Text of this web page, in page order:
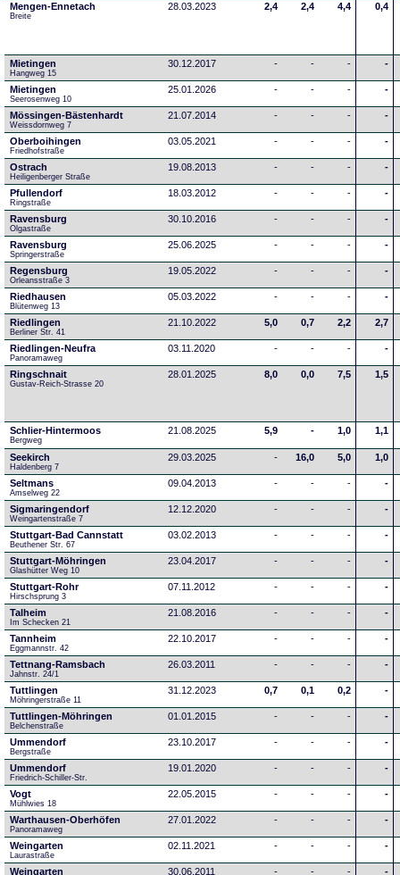
Mengen-Ennetach
Breite
28.03.2023 2,4 2,4 4,4 0,4
Mietingen
Hangweg 15
30.12.2017 - - - -
Mietingen
Seerosenweg 10
25.01.2026 - - - -
Mössingen-Bästenhardt
Weissdornweg 7
21.07.2014 - - - -
Oberboihingen
Friedhofstraße
03.05.2021 - - - -
Ostrach
Heiligenberger Straße
19.08.2013 - - - -
Pfullendorf
Ringstraße
18.03.2012 - - - -
Ravensburg
Olgastraße
30.10.2016 - - - -
Ravensburg
Springerstraße
25.06.2025 - - - -
Regensburg
Orleansstraße 3
19.05.2022 - - - -
Riedhausen
Blütenweg 13
05.03.2022 - - - -
Riedlingen
Berliner Str. 41
21.10.2022 5,0 0,7 2,2 2,7
Riedlingen-Neufra
Panoramaweg
03.11.2020 - - - -
Ringschnait
Gustav-Reich-Strasse 20
28.01.2025 8,0 0,0 7,5 1,5
Schlier-Hintermoos
Bergweg
21.08.2025 5,9 - 1,0 1,1
Seekirch
Haldenberg 7
29.03.2025 - 16,0 5,0 1,0
Seltmans
Amselweg 22
09.04.2013 - - - -
Sigmaringendorf
Weingartenstraße 7
12.12.2020 - - - -
Stuttgart-Bad Cannstatt
Beuthener Str. 67
03.02.2013 - - - -
Stuttgart-Möhringen
Glashütter Weg 10
23.04.2017 - - - -
Stuttgart-Rohr
Hirschsprung 3
07.11.2012 - - - -
Talheim
Im Schecken 21
21.08.2016 - - - -
Tannheim
Eggmannstr. 42
22.10.2017 - - - -
Tettnang-Ramsbach
Jahnstr. 24/1
26.03.2011 - - - -
Tuttlingen
Möhringerstraße 11
31.12.2023 0,7 0,1 0,2 -
Tuttlingen-Möhringen
Belchenstraße
01.01.2015 - - - -
Ummendorf
Bergstraße
23.10.2017 - - - -
Ummendorf
Friedrich-Schiller-Str.
19.01.2020 - - - -
Vogt
Mühlwies 18
22.05.2015 - - - -
Warthausen-Oberhöfen
Panoramaweg
27.01.2022 - - - -
Weingarten
Laurastraße
02.11.2021 - - - -
Weingarten 30.06.2011 - - - -